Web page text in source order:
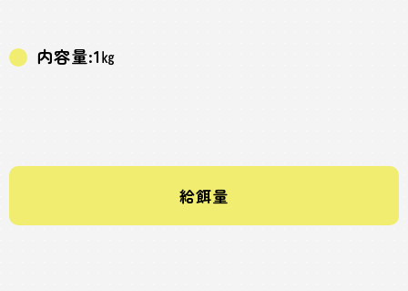
内容量:1㎏
給餌量